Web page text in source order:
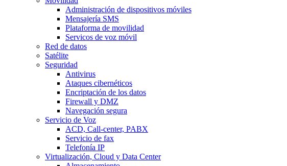
Administración de dispositivos móviles
Mensajería SMS
Plataforma de movilidad
Servicos de voz móvil
Red de datos
Satélite
Seguridad
Antivirus
Ataques cibernéticos
Encriptación de los datos
Firewall y DMZ
Navegación segura
Servicio de Voz
ACD, Call-center, PABX
Servicio de fax
Telefonía IP
Virtualización, Cloud y Data Center